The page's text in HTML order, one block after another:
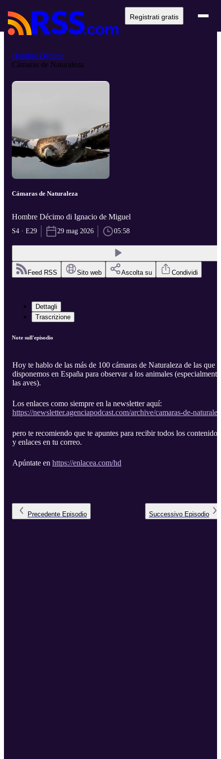
Registrati gratis
Hombre Décimo
Cámaras de Naturaleza
Cámaras de Naturaleza
Hombre Décimo di Ignacio de Miguel
S4 · E29 29 mag 2026 05:58
Feed RSS Sito web Ascolta su Condividi
Dettagli
Trascrizione
Note sull'episodio
Hoy te hablo de las más de 100 cámaras de Naturaleza de las que
disponemos en España para observar a los animales (especialmente
las aves).
Los enlaces como siempre en la newsletter aquí:
https://newsletter.agenciapodcast.com/archive/camaras-de-
pero te recomiendo que te apuntes para recibir todos los contenidos
y enlaces en tu correo.
Apúntate en https://enlacea.com/hd
Precedente Episodio Successivo Episodio